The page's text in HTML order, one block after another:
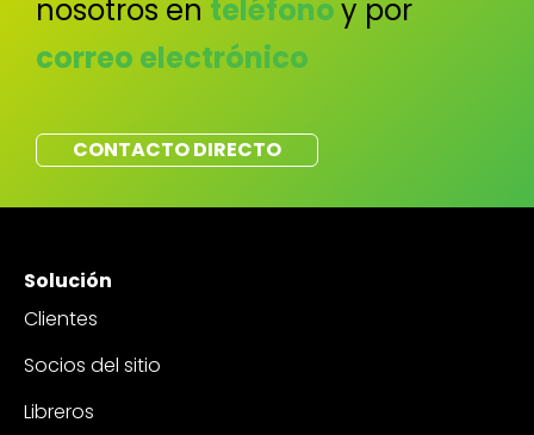
nosotros en teléfonoy por
correo electrónico
CONTACTO DIRECTO
Solución
Clientes
Socios del sitio
Libreros